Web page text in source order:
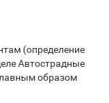
(определение
Автострадные
образом